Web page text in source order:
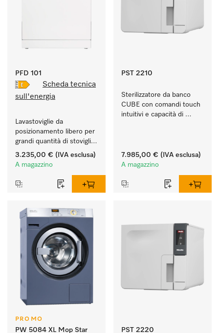
PFD 101
Scheda tecnica
sull'energia
Lavastoviglie da
posizionamento libero per
grandi quantità di stoviglie
in case e cucine di studi,
circoli, uffici.
3.235,00 € (IVA esclusa)
A magazzino
PST 2210
Sterilizzatore da banco
CUBE con comandi touch
intuitivi e capacità di
7.985,00 € (IVA esclusa)
A magazzino
PROMO
PW 5084 XL Mop Star PST 2220